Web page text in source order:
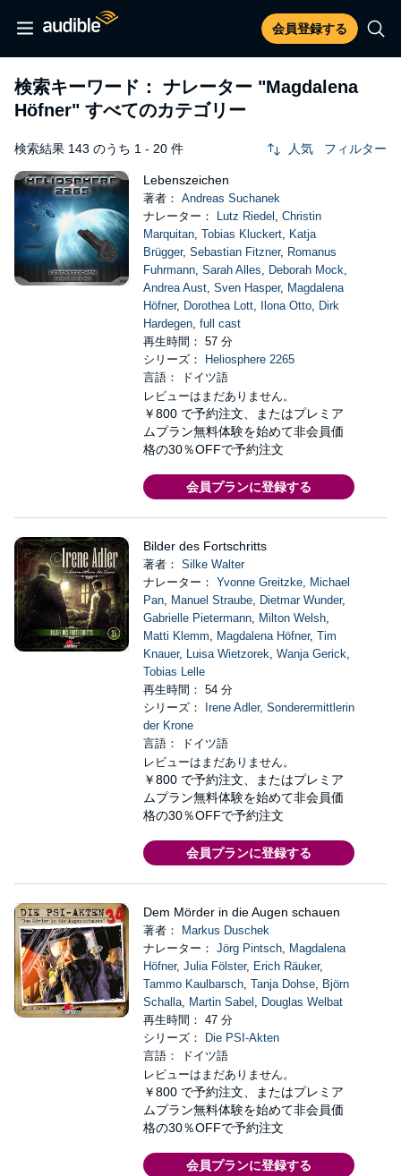
会員登録する
検索キーワード： ナレーター "Magdalena
Höfner" すべてのカテゴリー
検索結果 143 のうち 1 - 20 件 人気 フィルター
Lebenszeichen
著者： Andreas Suchanek
ナレーター：
Lutz Riedel , Christin
Marquitan, Tobias Kluckert, Katja
Brügger, Sebastian Fitzner, Romanus
Fuhrmann, Sarah Alles, Deborah Mock,
Andrea Aust, Sven Hasper, Magdalena
Höfner, Dorothea Lott, Ilona Otto, Dirk
Hardegen, full cast
再生時間： 57 分
シリーズ：
Heliosphere 2265
言語： ドイツ語
レビューはまだありません。
￥800 で予約注文、またはプレミア
ムプラン無料体験を始めて非会員価
格の30％OFFで予約注文
会員プランに登録する
Bilder des Fortschritts
著者： Silke Walter
ナレーター： Yvonne Greitzke, Michael
Pan, Manuel Straube, Dietmar Wunder,
Gabrielle Pietermann, Milton Welsh,
Matti Klemm, Magdalena Höfner, Tim
Knauer, Luisa Wietzorek, Wanja Gerick,
Tobias Lelle
再生時間： 54 分
シリーズ：
Irene Adler, Sonderermittlerin
der Krone
言語： ドイツ語
レビューはまだありません。
￥800 で予約注文、またはプレミア
ムプラン無料体験を始めて非会員価
格の30％OFFで予約注文
会員プランに登録する
Dem Mörder in die Augen schauen
著者：
Markus Duschek
ナレーター： Jörg Pintsch, Magdalena
Höfner, Julia Fölster, Erich Räuker,
Tammo Kaulbarsch, Tanja Dohse, Björn
Schalla, Martin Sabel , Douglas Welbat
再生時間： 47 分
シリーズ：
Die PSI-Akten
言語： ドイツ語
レビューはまだありません。
￥800 で予約注文、またはプレミア
ムプラン無料体験を始めて非会員価
格の30％OFFで予約注文
会員プランに登録する